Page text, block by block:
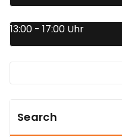
13:00 - 17:00 Uhr
Search